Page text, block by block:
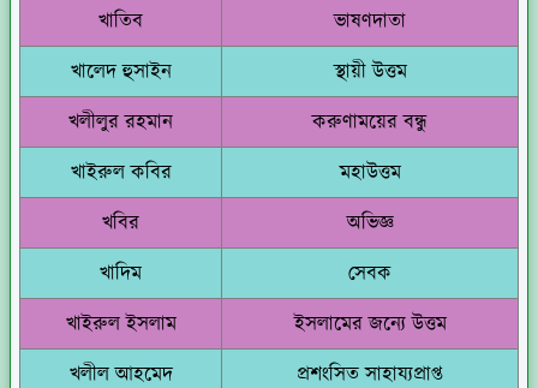
খাতিব ভাষণদাতা
খালেদ হুসাইন স্থায়ী উত্তম
খলীলুর রহমান করুণাময়ের বন্ধু
খাইরুল কবির মহাউত্তম
খবির অভিজ্ঞ
খাদিম সেবক
খাইরুল ইসলাম ইসলামের জন্যে উত্তম
খলীল আহমেদ প্রশংসিত সাহায্যপ্রাপ্ত